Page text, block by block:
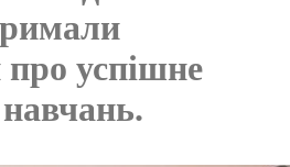
про успішне